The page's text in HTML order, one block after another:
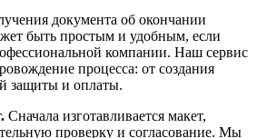
документа об окончании
быть простым и удобным, если
компании. Наш сервис
процесса: от создания
защиты и оплаты.
Сначала изготавливается макет,
проверку и согласование. Мы